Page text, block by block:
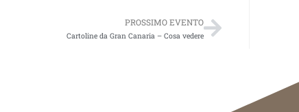
PROSSIMO EVENTO
Cartoline da Gran Canaria – Cosa vedere